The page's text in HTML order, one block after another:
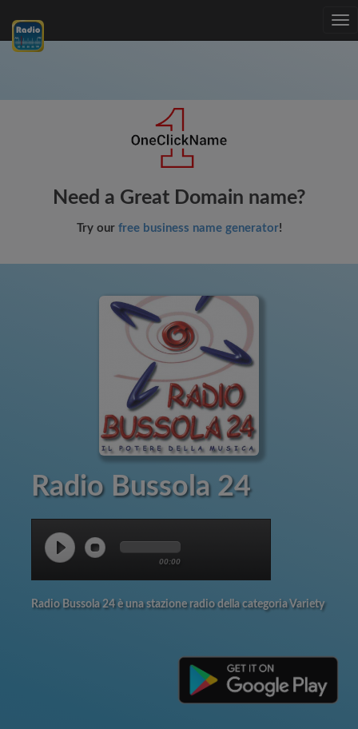
Need a Great Domain name?
Try our free business name generator!
Radio Bussola 24
00:00
Radio Bussola 24 è una stazione radio della categoria Variety